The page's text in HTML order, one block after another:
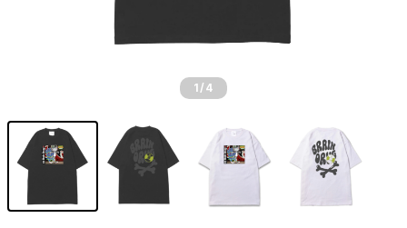
1 /4